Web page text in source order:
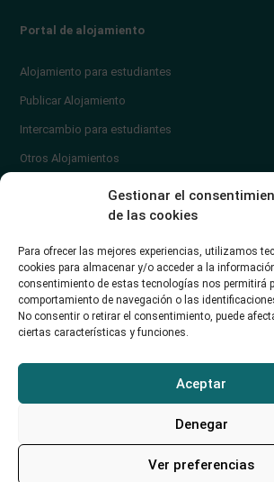
Gestionar el
de las cookies
Para ofrecer las mejores experiencias, utilizamos
cookies para almacenar y/o acceder a la
consentimiento de estas tecnologías nos permitirá
comportamiento de navegación o las
No consentir o retirar el consentimiento, puede
ciertas características y funciones.
Aceptar
Denegar
Ver preferencias
Portal de alojamiento
Alojamiento para estudiantes
Publicar Alojamiento
Intercambio para estudiantes
Otros Alojamientos
¿Cómo publicar un anuncio?
Contacto
soporte@alojamientounican.es
Alojamiento Universidad de Cantabria Copyright